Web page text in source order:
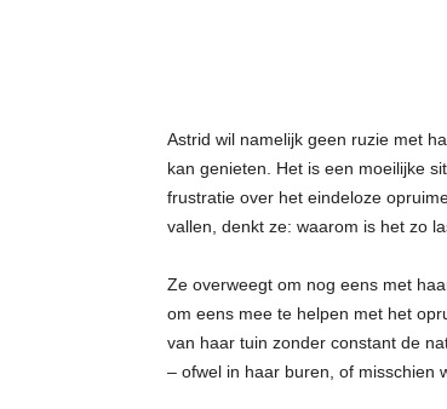
Astrid wil namelijk geen ruzie met
kan genieten. Het is een moeilijke
frustratie over het eindeloze
vallen, denkt ze: waarom is het zo
Ze overweegt om nog eens met
om eens mee te helpen met het
van haar tuin zonder constant de
– ofwel in haar buren, of misschien